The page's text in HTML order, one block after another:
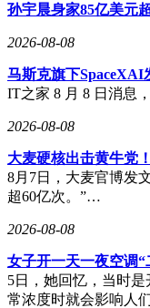
孙宇晨身家85亿美元
2026-08-08
马斯克旗下SpaceXAI
IT之家 8 月 8 日消息
2026-08-08
大麦硬核出击黄牛党
8月7日，大麦官博发
超60亿次。”…
2026-08-08
女子开一天一夜空调
5日，她回忆，当时
常浓度时就会影响人